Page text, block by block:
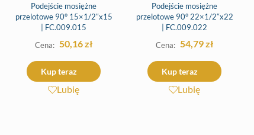
Podejście mosiężne
przelotowe 90° 15×1/2″x15
| FC.009.015
50,16zł
Kup teraz
Lubię
Podejście mosiężne
przelotowe 90° 22×1/2″x22
| FC.009.022
54,79zł
Kup teraz
Lubię